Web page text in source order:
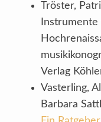
Tröster,
Verlag
Vasterling,
Barbara